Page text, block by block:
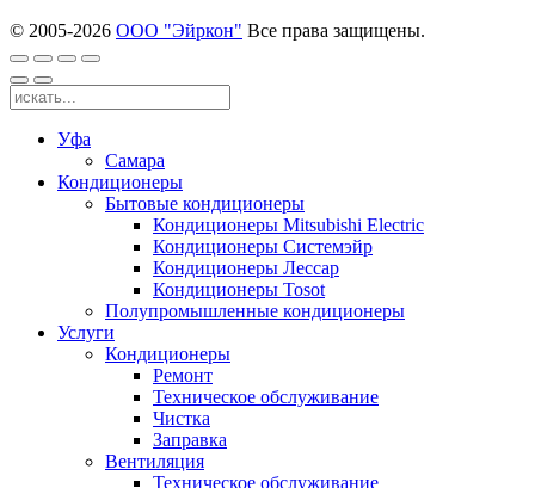
© 2005-2026 ООО "Эйркон" Все права защищены.
Уфа
Самара
Кондиционеры
Бытовые кондиционеры
Кондиционеры Mitsubishi Electric
Кондиционеры Системэйр
Кондиционеры Лессар
Кондиционеры Tosot
Полупромышленные кондиционеры
Услуги
Кондиционеры
Ремонт
Техническое обслуживание
Чистка
Заправка
Вентиляция
Техническое обслуживание